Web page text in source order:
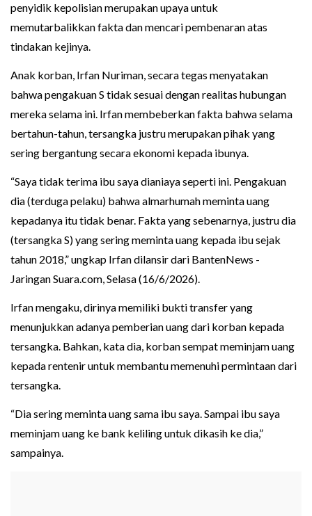
penyidik kepolisian merupakan upaya untuk
memutarbalikkan fakta dan mencari pembenaran atas
tindakan kejinya.
Anak korban, Irfan Nuriman, secara tegas menyatakan
bahwa pengakuan S tidak sesuai dengan realitas hubungan
mereka selama ini. Irfan membeberkan fakta bahwa selama
bertahun-tahun, tersangka justru merupakan pihak yang
sering bergantung secara ekonomi kepada ibunya.
“Saya tidak terima ibu saya dianiaya seperti ini. Pengakuan
dia (terduga pelaku) bahwa almarhumah meminta uang
kepadanya itu tidak benar. Fakta yang sebenarnya, justru dia
(tersangka S) yang sering meminta uang kepada ibu sejak
tahun 2018,” ungkap Irfan dilansir dari BantenNews -
Jaringan Suara.com, Selasa (16/6/2026).
Irfan mengaku, dirinya memiliki bukti transfer yang
menunjukkan adanya pemberian uang dari korban kepada
tersangka. Bahkan, kata dia, korban sempat meminjam uang
kepada rentenir untuk membantu memenuhi permintaan dari
tersangka.
“Dia sering meminta uang sama ibu saya. Sampai ibu saya
meminjam uang ke bank keliling untuk dikasih ke dia,”
sampainya.